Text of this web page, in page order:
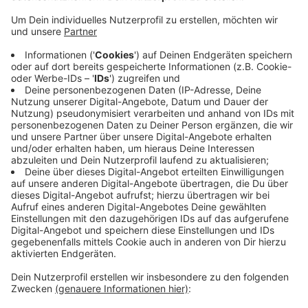
Anzeige
Bewohner anderer Nachbargemeinden hätten leichte
Anzeichen wahrgenommen, heißt es. Die
Messstationen haben ein Beben mit der Stärke 2,8 auf
der Richterskala aufgezeichnet - es war für die
meisten also gar nicht spürbar. Erdbeben sind in
unserer Region allerdings nicht neu, denn hier liegt die
sogenannte Niederrheinische Bucht, die als besonders
erbebengefährdetes Gebiet gilt.
Anzeige